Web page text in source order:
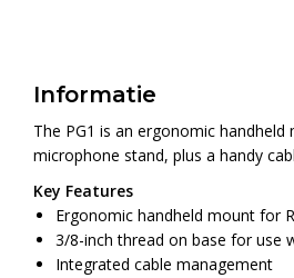
Informatie
The PG1 is an ergonomic
microphone stand, plus a handy
Key Features
Ergonomic handheld mount for
3/8-inch thread on base for use
Integrated cable management